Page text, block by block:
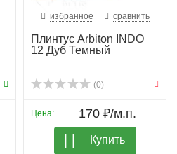
избранное сравнить
Плинтус Arbiton INDO
12 Дуб Темный
(0)
Цена: 170 ₽/м.п.
Купить